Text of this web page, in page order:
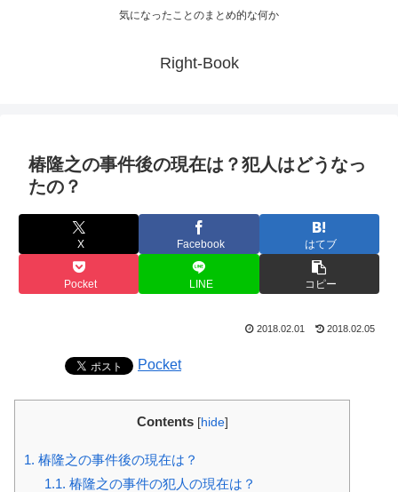
気になったことのまとめ的な何か
Right-Book
椿隆之の事件後の現在は？犯人はどうなっ
たの？
X Facebook はてブ
Pocket LINE コピー
2018.02.01 2018.02.05
Pocket
Contents [hide]
1. 椿隆之の事件後の現在は？
1.1. 椿隆之の事件の犯人の現在は？